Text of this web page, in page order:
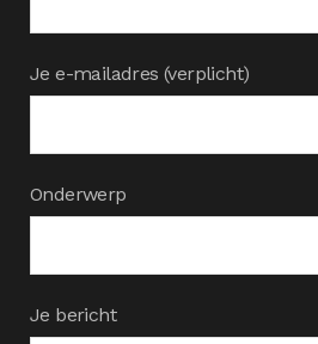
Je e-mailadres (verplicht)
Onderwerp
Je bericht